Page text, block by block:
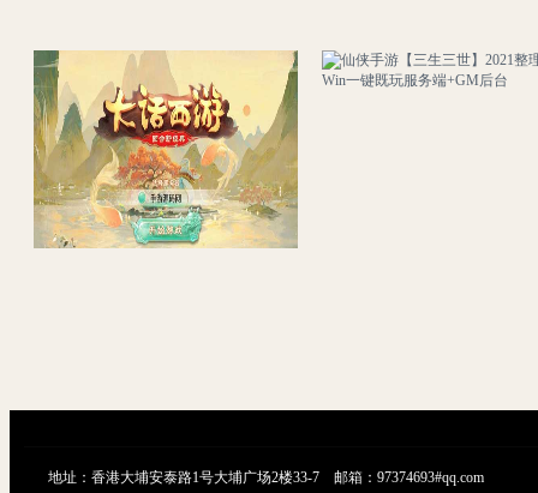
地址：香港大埔安泰路1号大埔广场2楼33-7 邮箱：97374693#qq.com